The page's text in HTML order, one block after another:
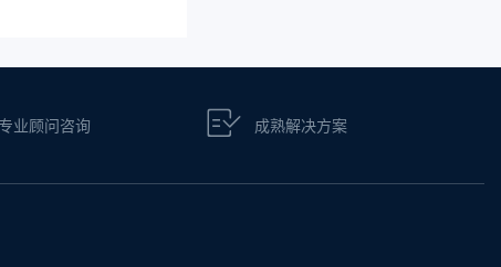
业顾问咨询 成熟解决方案